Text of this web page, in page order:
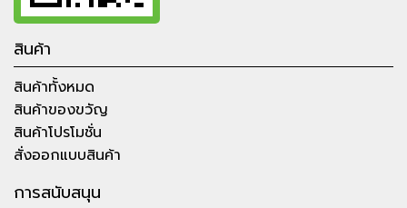
สินค้า
สินค้าทั้งหมด
สินค้าของขวัญ
สินค้าโปรโมชั่น
สั่งออกแบบสินค้า
การสนับสนุน